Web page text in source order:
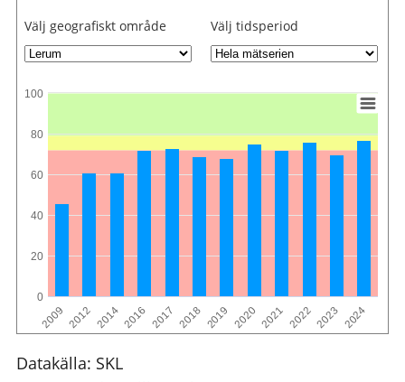
Välj geografiskt område Välj tidsperiod
2009 2012 2014 2016 2017 2018 2019 2020 2021 2022 2023 2024
0
20
40
60
80
100
Datakälla: SKL